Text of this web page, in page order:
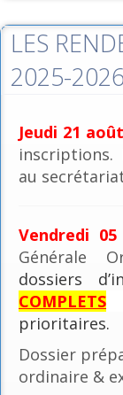
LES
2025-2026
Jeudi 21 août
au
Vendredi
Générale
dossiers
COMPLETS
prioritaires.
Dossier
ordinaire &